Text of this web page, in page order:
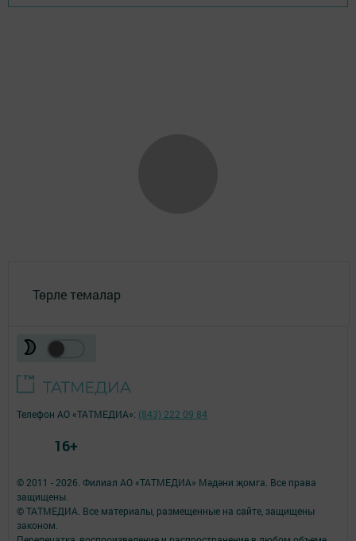
Төрле темалар
© 2011 - 2026. Филиал АО «ТАТМЕДИА» Мәдәни җомга. Все права
защищены.
© ТАТМЕДИА. Все материалы, размещенные на сайте, защищены
законом.
Телефон АО «ТАТМЕДИА»: (843) 222 09 84
16+